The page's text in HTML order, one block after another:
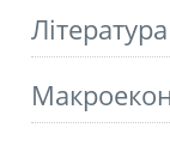
Літературa